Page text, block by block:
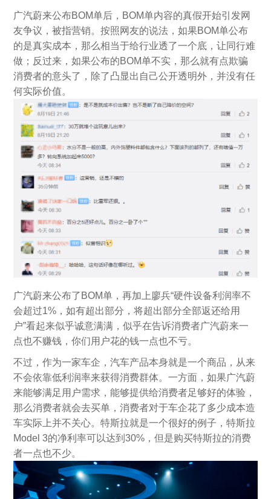
广汽蔚来公布BOM单后，BOM单内容的真假开始引发网
友争议，被指营销。按照网友的说法，如果BOM单公布
的是真实成本，那么相当于给行业透了一个底，让同行难
做；反过来，如果公布的BOM单不实，那么就有点欺骗
消费者的意头了，除了凸显出自己公开透明外，并没有任
何实际价值。
广汽蔚来公布了BOM单，再加上廖兵“硬件设备利润率不
会超过1%，如有超出部分，将超出部分全部返还给用
户”看起来似乎诚意满满，似乎在告诉消费者广汽蔚来一
点也不赚钱，你们用户花的钱一点也不亏。
不过，作为一家车企，汽车产品本身就是一个商品，从来
不会依靠低利润率来获得消费群体。一方面，如果广汽蔚
来能够满足用户需求，能够提供给消费者足够好的体验，
那么消费者就会去买单，消费者对于车企花了多少成本造
车实际上并不关心。特斯拉就是一个很好的例子，特斯拉
Model 3的净利率可以达到30%，但是购买特斯拉的消费
者一点也不少。